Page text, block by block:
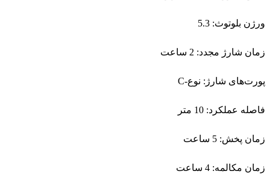
ورژن بلوتوث: 5.3
زمان شارژ مجدد: 2 ساعت
پورت‌های شارژ: نوع-C
فاصله عملکرد: 10 متر
زمان پخش: 5 ساعت
زمان مکالمه: 4 ساعت